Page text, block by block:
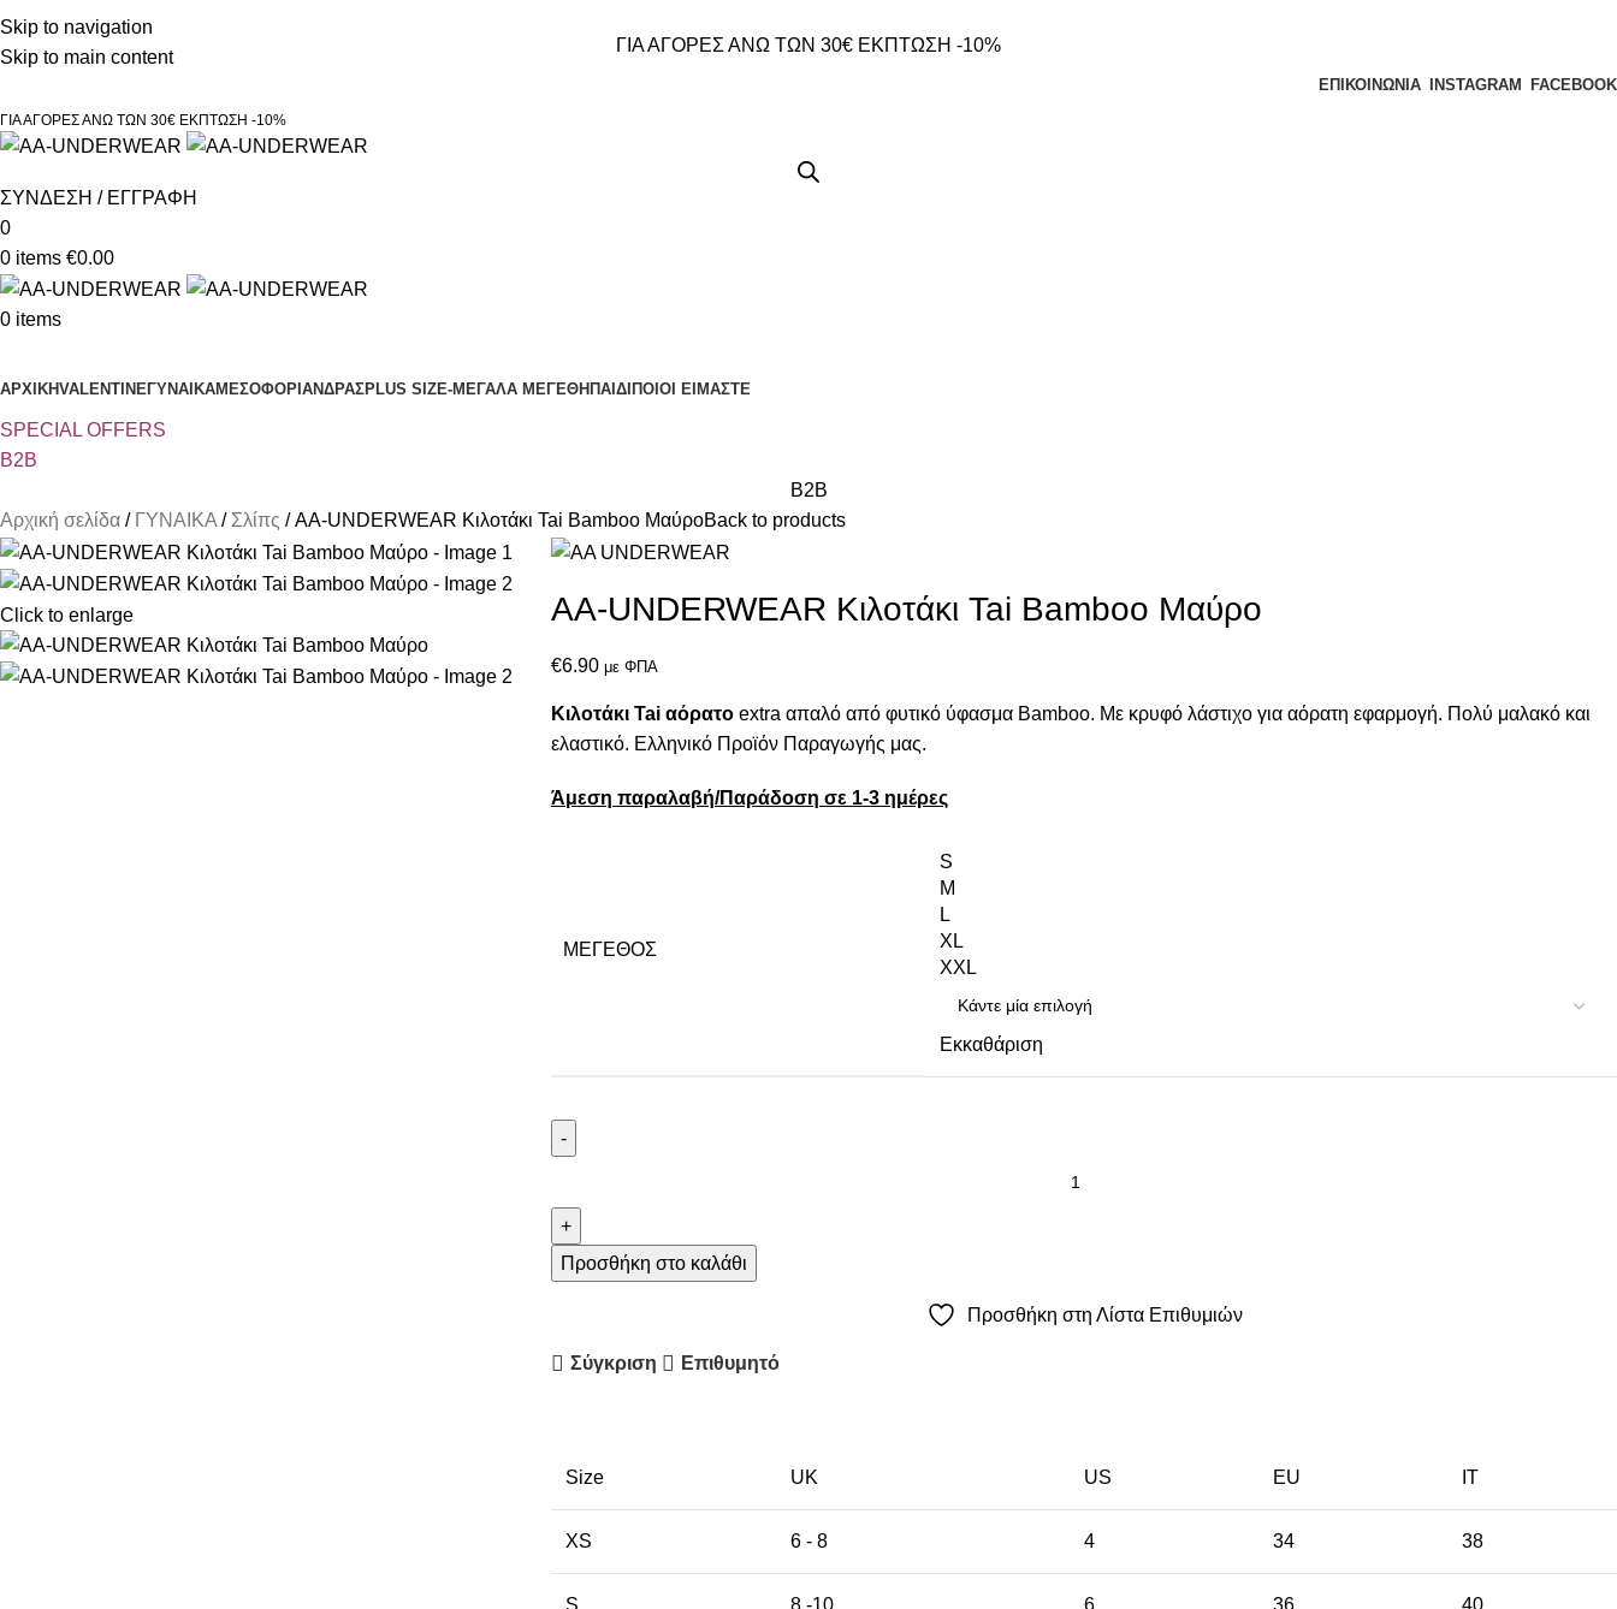
Skip to navigation
Skip to main content
Τηλεφωνικές παραγγελίες 23210 97300
ΓΙΑ ΑΓΟΡΕΣ ΑΝΩ ΤΩΝ 30€ ΕΚΠΤΩΣΗ -10%
ΕΠΙΚΟΙΝΩΝΙΑ INSTAGRAM FACEBOOK
ΓΙΑ ΑΓΟΡΕΣ ΑΝΩ ΤΩΝ 30€ ΕΚΠΤΩΣΗ -10%
ΣΥΝΔΕΣΗ / ΕΓΓΡΑΦΗ
0
0 items €0.00
0 items
ΑΡΧΙΚΗVALENTINEΓΥΝΑΙΚΑΜΕΣΟΦΟΡΙ ΑΝΔΡΑΣPLUS SIZE-ΜΕΓΑΛΑ ΜΕΓΕΘΗ ΠΑΙΔΙ ΠΟΙΟΙ ΕΙΜΑΣΤΕ
SPECIAL OFFERS
B2B
B2B
Αρχική σελίδα
ΓΥΝΑΙΚΑ Σλίπς AA-UNDERWEAR Κιλοτάκι Tai Bamboo ΜαύροBack to products
Click to enlarge AA-UNDERWEAR Κιλοτάκι Tai Bamboo Μαύρο
€6.90 με ΦΠΑ
Κιλοτάκι Tai αόρατο extra απαλό από φυτικό ύφασμα Bamboo. Με κρυφό λάστιχο για αόρατη εφαρμογή. Πολύ μαλακό και
ελαστικό. Ελληνικό Προϊόν Παραγωγής μας.
Άμεση παραλαβή/Παράδοση σε 1-3 ημέρες
ΜΈΓΕΘΟΣ
S
M
L
XL
XXL
Εκκαθάριση
Προσθήκη στο καλάθι
Προσθήκη στη Λίστα Επιθυμιών
Σύγκριση Επιθυμητό
Size UK US EU ΙΤ
XS 6 - 8 4 34 38
S 8 -10 6 36 40